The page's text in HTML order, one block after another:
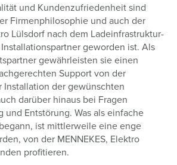
und Kundenzufriedenheit sind
Firmenphilosophie und auch der
Lülsdorf nach dem Ladeinfrastruktur-
Installationspartner geworden ist. Als
gewährleisten sie einen
Support von der
Installation der gewünschten
darüber hinaus bei Fragen
und Entstörung. Was als einfache
ist mittlerweile eine enge
von der MENNEKES, Elektro
profitieren.